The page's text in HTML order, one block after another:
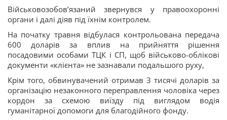
Військовозобовʼязаний звернувся у правоохоронні
органи і далі діяв під їхнім контролем.
На початку травня відбулася контрольована передача
600 доларів за вплив на прийняття рішення
посадовими особами ТЦК і СП, щоб військово-облікові
документи «клієнта» не зазнавали подальшого руху,
Крім того, обвинувачений отримав 3 тисячі доларів за
організацію незаконного переправлення чоловіка через
кордон за схемою виїзду під виглядом водія
гуманітарної допомоги для благодійного фонду.